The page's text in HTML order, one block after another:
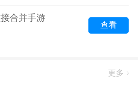
在虚拟的世界里大显身手，巧妙
宝藏。这种紧张刺激的体验，是
游的玩法多种多样，有单打独斗，
，共同完成偷钱任务。这种多元
合并手游
查看
更多